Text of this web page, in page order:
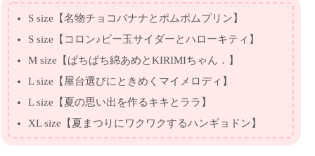
S size【名物チョコバナナとポムポムプリン】
S size【コロン♪ビー玉サイダーとハローキティ】
M size【ぱちぱち綿あめとKIRIMIちゃん．】
L size【屋台選びにときめくマイメロディ】
L size【夏の思い出を作るキキとララ】
XL size【夏まつりにワクワクするハンギョドン】